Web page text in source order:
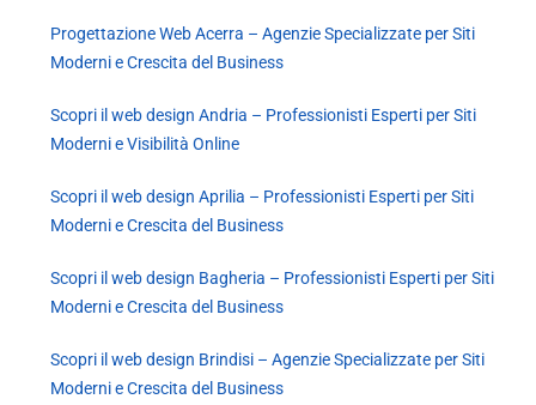
Progettazione Web Acerra – Agenzie Specializzate per Siti
Moderni e Crescita del Business
Scopri il web design Andria – Professionisti Esperti per Siti
Moderni e Visibilità Online
Scopri il web design Aprilia – Professionisti Esperti per Siti
Moderni e Crescita del Business
Scopri il web design Bagheria – Professionisti Esperti per Siti
Moderni e Crescita del Business
Scopri il web design Brindisi – Agenzie Specializzate per Siti
Moderni e Crescita del Business